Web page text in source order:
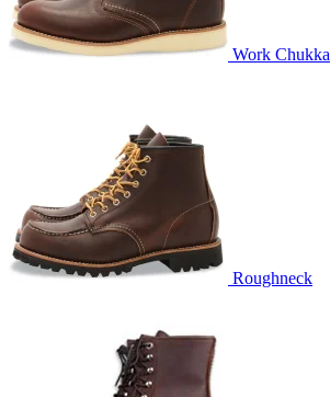
Work Chukka
Roughneck